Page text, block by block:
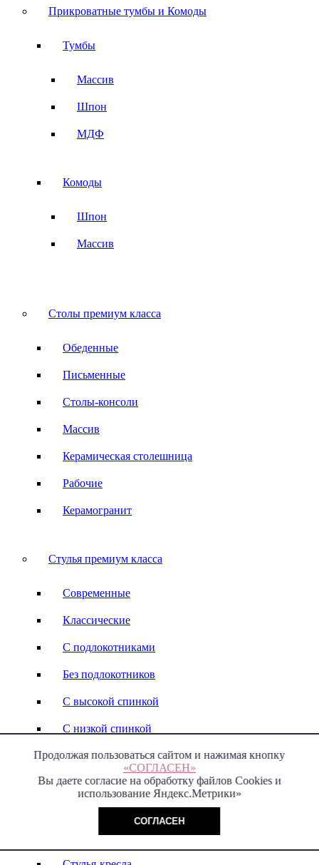
Продолжая пользоваться сайтом и нажимая кнопку
«СОГЛАСЕН»
Вы даете согласие на обработку файлов Cookies и
использование Яндекс.Метрики»
СОГЛАСЕН
Прикроватные тумбы и Комоды
Тумбы
Массив
Шпон
МДФ
Комоды
Шпон
Массив
Столы премиум класса
Обеденные
Письменные
Столы-консоли
Массив
Керамическая столешница
Рабочие
Керамогранит
Стулья премиум класса
Современные
Классические
С подлокотниками
Без подлокотников
С высокой спинкой
С низкой спинкой
Барные
Высокие
Деревянные
Кожаные